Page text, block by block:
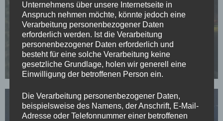
Unternehmens über unsere Internetseite in
Anspruch nehmen möchte, könnte jedoch eine
Verarbeitung personenbezogener Daten
erforderlich werden. Ist die Verarbeitung
personenbezogener Daten erforderlich und
besteht für eine solche Verarbeitung keine
gesetzliche Grundlage, holen wir generell eine
Einwilligung der betroffenen Person ein.
Die Verarbeitung personenbezogener Daten,
beispielsweise des Namens, der Anschrift, E-Mail-
Adresse oder Telefonnummer einer betroffenen